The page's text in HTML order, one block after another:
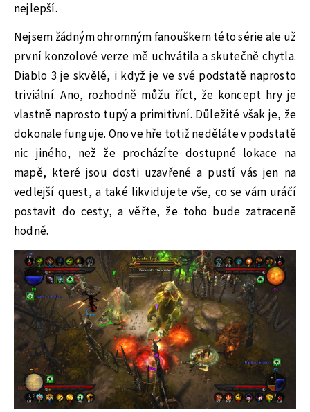
nejlepší.
Nejsem žádným ohromným fanouškem této série ale už
první konzolové verze mě uchvátila a skutečně chytla.
Diablo 3 je skvělé, i když je ve své podstatě naprosto
triviální. Ano, rozhodně můžu říct, že koncept hry je
vlastně naprosto tupý a primitivní. Důležité však je, že
dokonale funguje. Ono ve hře totiž neděláte v podstatě
nic jiného, než že procházíte dostupné lokace na
mapě, které jsou dosti uzavřené a pustí vás jen na
vedlejší quest, a také likvidujete vše, co se vám uráčí
postavit do cesty, a věřte, že toho bude zatraceně
hodně.